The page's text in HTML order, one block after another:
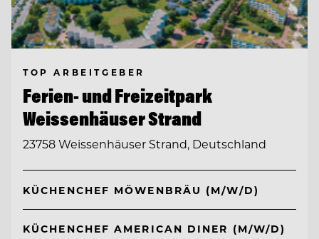
TOP ARBEITGEBER
Ferien- und Freizeitpark
Weissenhäuser Strand
23758 Weissenhäuser Strand, Deutschland
KÜCHENCHEF MÖWENBRÄU (M/W/D)
KÜCHENCHEF AMERICAN DINER (M/W/D)